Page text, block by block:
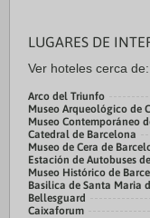
LUGARES DE
Ver hoteles cerca de:
Arco del Triunfo
Museo Arqueológico de
Museo Contemporáneo
Catedral de Barcelona
Museo de Cera de
Estación de Autobuses
Museo Histórico de
Basilica de Santa Maria
Bellesguard
Caixaforum